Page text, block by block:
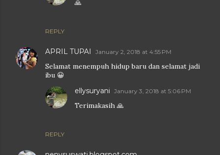
REPLY
🙏
APRIL TUPAI January 2, 2018 at 4:55 PM
Selamat menempuh hidup baru dan selamat jadi
ibu 😀
REPLY
ellysuryani January 3, 2018 at 5:06 PM
Terimakasih 🙏